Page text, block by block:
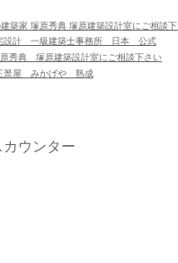
築家 塚原秀典 塚原建築設計室にご相談
計 一級建築士事務所 日本 公式
秀典　塚原建築設計室にご相談下さい
景屋 みかげや 熟成